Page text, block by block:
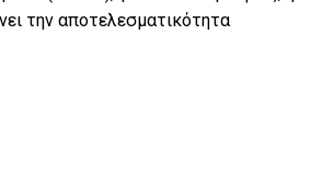
την αποτελεσματικότητα